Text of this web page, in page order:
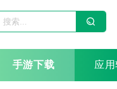
手游下载 应